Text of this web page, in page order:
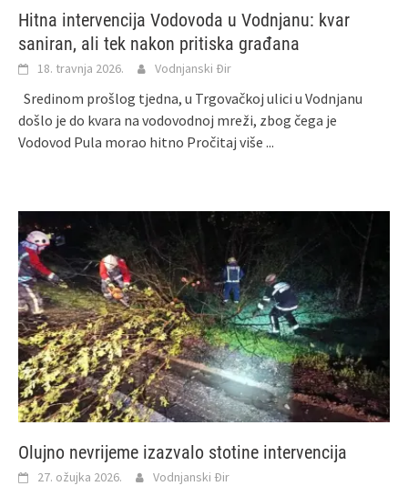
Hitna intervencija Vodovoda u Vodnjanu: kvar
saniran, ali tek nakon pritiska građana
18. travnja 2026. Vodnjanski Đir
Sredinom prošlog tjedna, u Trgovačkoj ulici u Vodnjanu
došlo je do kvara na vodovodnoj mreži, zbog čega je
Vodovod Pula morao hitno Pročitaj više ...
Olujno nevrijeme izazvalo stotine intervencija
27. ožujka 2026. Vodnjanski Đir